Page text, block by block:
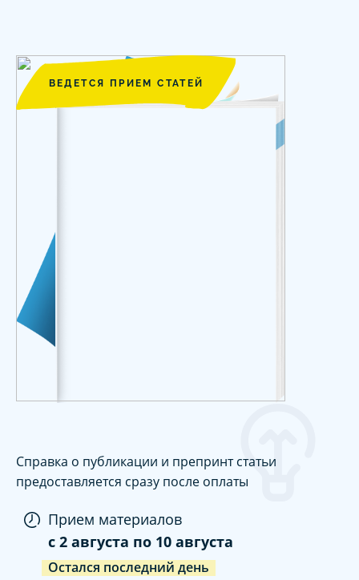
ВЕДЕТСЯ ПРИЕМ СТАТЕЙ
Справка о публикации и препринт статьи
предоставляется сразу после оплаты
Прием материалов
c 2 августа по 10 августа
Остался последний день